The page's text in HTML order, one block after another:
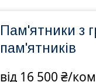
Пам'ятники з
пам'ятників
від 16 500 ₴/